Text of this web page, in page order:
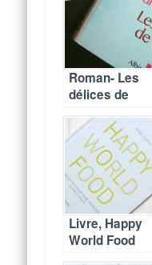
Roman- Les
délices de
Sukegawa
Livre, Happy
World Food